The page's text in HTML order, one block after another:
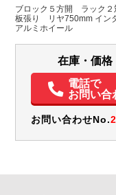
H:850
集中ドアロック
電動格納
ブロック５方開 ラック
板張り リヤ750mm イ
アルミホイール
在庫・価格
電話で
お問い合
お問い合わせNo.